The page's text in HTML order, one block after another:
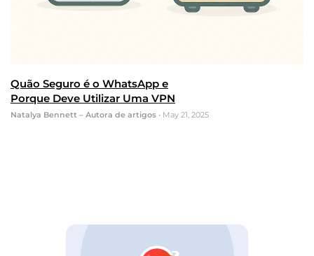
Quão Seguro é o WhatsApp e
Porque Deve Utilizar Uma VPN
Natalya Bennett – Autora de artigos • May 21, 2025